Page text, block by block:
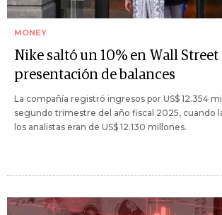
MONEY
Nike saltó un 10% en Wall Street
presentación de balances
La compañía registró ingresos por US$ 12.354
segundo trimestre del año fiscal 2025, cuando
los analistas eran de US$ 12.130 millones.